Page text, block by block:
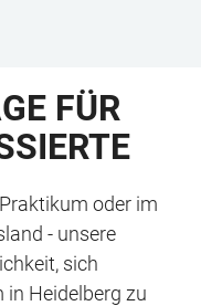
FÜR
oder im
- unsere
sich
Heidelberg zu